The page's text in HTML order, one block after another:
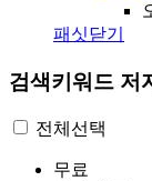
패싯닫기
검색키워드 저
전체선택
무료